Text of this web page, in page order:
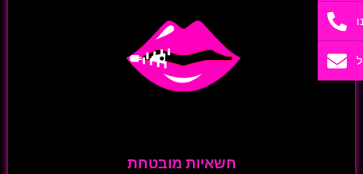
חשאיות מובטחת